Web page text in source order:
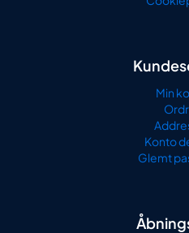
Min
Konto
Glemt